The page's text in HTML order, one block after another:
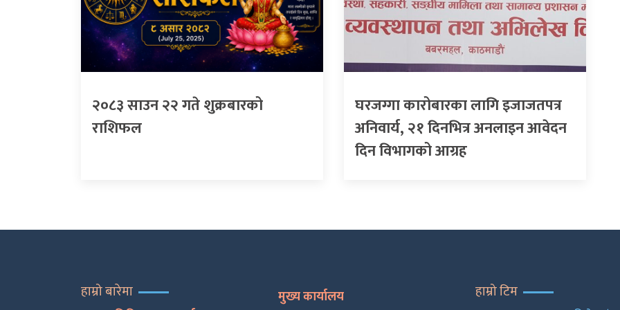
२०८३ साउन २२ गते शुक्रबारको
राशिफल
घरजग्गा कारोबारका लागि इजाजतपत्र
अनिवार्य, २१ दिनभित्र अनलाइन आवेदन
दिन विभागको आग्रह
हाम्रो बारेमा मुख्य कार्यालय हाम्रो टिम